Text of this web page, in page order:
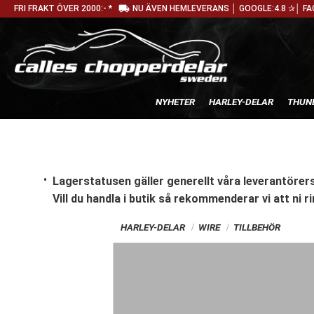
FRI FRAKT ÖVER 2000:- * local_shipping NU ÄVEN HEMLEVERANS │ GOOGLE:4.8 ✰│
NYHETER HARLEY-DELAR
Lagerstatusen gäller generellt våra
Vill du handla i butik så rekommenderar vi att ni
HARLEY-DELAR WIRE TILLBEHÖR